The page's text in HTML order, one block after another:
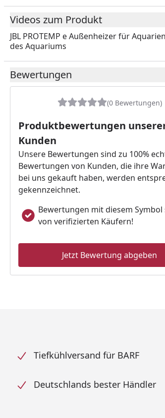
Videos zum Produkt
JBL PROTEMP e Außenheizer für
des Aquariums
Bewertungen
(0 Bewertungen)
Produktbewertungen
Kunden
Unsere Bewertungen sind zu 100%
Bewertungen von Kunden, die ihre
bei uns gekauft haben, werden
gekennzeichnet.
Bewertungen mit diesem
von verifizierten Käufern!
Jetzt Bewertung abgeben
Tiefkühlversand für BARF
Deutschlands bester Händler